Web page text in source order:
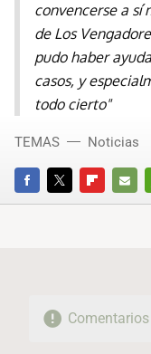
convencerse a sí
de Los
pudo haber
casos, y
todo cierto"
FACEBOOKTWITTERFLIPBOARD
E-
TEMAS Noticias